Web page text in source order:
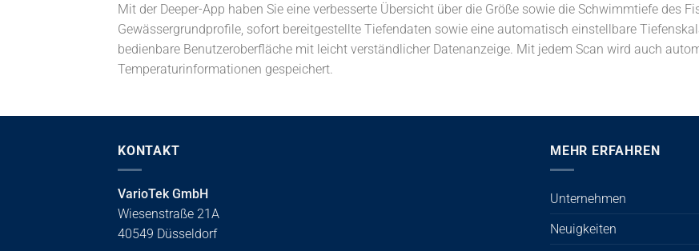
Mit der Deeper-App haben Sie eine verbesserte Übersicht über die Größe sowie die Schwimmtiefe des
Gewässergrundprofile, sofort bereitgestellte Tiefendaten sowie eine automatisch einstellbare
bedienbare Benutzeroberfläche mit leicht verständlicher Datenanzeige. Mit jedem Scan wird auch
Temperaturinformationen gespeichert.
KONTAKT
VarioTek GmbH
Wiesenstraße 21A
40549 Düsseldorf
MEHR ERFAHREN
Unternehmen
Neuigkeiten